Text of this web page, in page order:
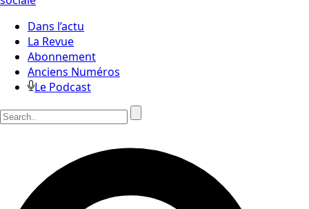
Dans l’actu
La Revue
Abonnement
Anciens Numéros
Le Podcast